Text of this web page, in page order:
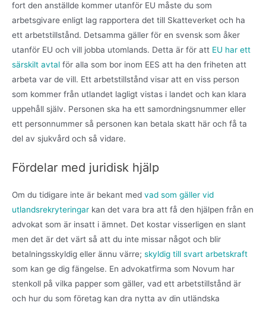
fort den anställde kommer utanför EU måste du som
arbetsgivare enligt lag rapportera det till Skatteverket och ha
ett arbetstillstånd. Detsamma gäller för en svensk som åker
utanför EU och vill jobba utomlands. Detta är för att EU har ett
särskilt avtal för alla som bor inom EES att ha den friheten att
arbeta var de vill. Ett arbetstillstånd visar att en viss person
som kommer från utlandet lagligt vistas i landet och kan klara
uppehåll själv. Personen ska ha ett samordningsnummer eller
ett personnummer så personen kan betala skatt här och få ta
del av sjukvård och så vidare.
Fördelar med juridisk hjälp
Om du tidigare inte är bekant med vad som gäller vid
utlandsrekryteringar kan det vara bra att få den hjälpen från en
advokat som är insatt i ämnet. Det kostar visserligen en slant
men det är det värt så att du inte missar något och blir
betalningsskyldig eller ännu värre; skyldig till svart arbetskraft
som kan ge dig fängelse. En advokatfirma som Novum har
stenkoll på vilka papper som gäller, vad ett arbetstillstånd är
och hur du som företag kan dra nytta av din utländska